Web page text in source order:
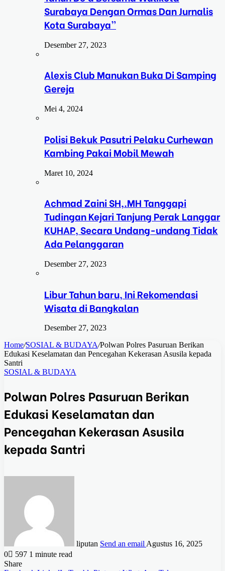
Surabaya Dengan Ormas Dan Jurnalis
Kota Surabaya”
Desember 27, 2023
Alexis Club Manukan Buka Di Samping
Gereja
Mei 4, 2024
Polisi Bekuk Pasutri Pelaku Curhewan
Kambing Pakai Mobil Mewah
Maret 10, 2024
Achmad Zaini SH,.MH Tanggapi
Tudingan Kejari Tanjung Perak Langgar
KUHAP, Secara Undang-undang Tidak
Ada Pelanggaran
Desember 27, 2023
Libur Tahun baru, Ini Rekomendasi
Wisata di Bangkalan
Desember 27, 2023
Home/SOSIAL & BUDAYA/Polwan Polres Pasuruan Berikan
Edukasi Keselamatan dan Pencegahan Kekerasan Asusila kepada
Santri
SOSIAL & BUDAYA
Polwan Polres Pasuruan Berikan
Edukasi Keselamatan dan
Pencegahan Kekerasan Asusila
kepada Santri
liputan Send an email Agustus 16, 2025
0
597 1 minute read
Share